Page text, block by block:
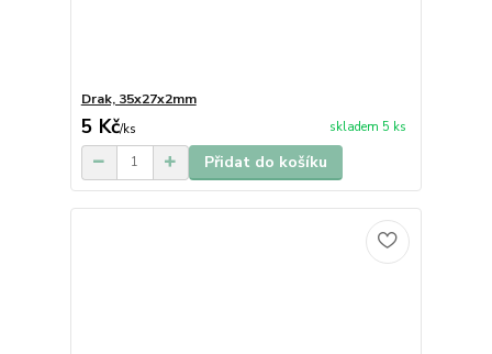
Drak, 35x27x2mm
5 Kč/ks skladem 5 ks
Přidat do košíku